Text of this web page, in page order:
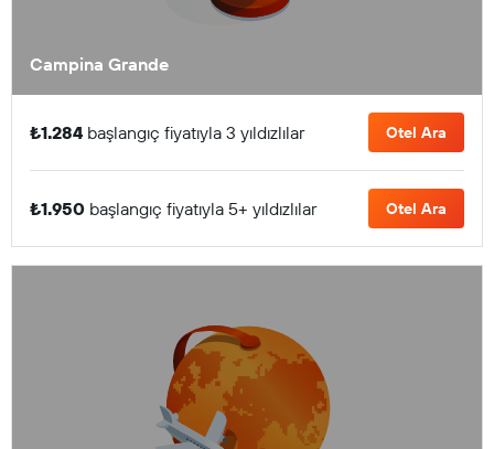
Campina Grande
₺1.284 başlangıç fiyatıyla 3 yıldızlılar Otel Ara
₺1.950 başlangıç fiyatıyla 5+ yıldızlılar Otel Ara